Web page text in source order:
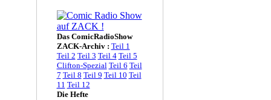
Das ComicRadioShow
ZACK-Archiv : Teil 1
Teil 2 Teil 3 Teil 4 Teil 5
Clifton-Spezial Teil 6 Teil
7 Teil 8 Teil 9 Teil 10 Teil
11 Teil 12
Die Hefte